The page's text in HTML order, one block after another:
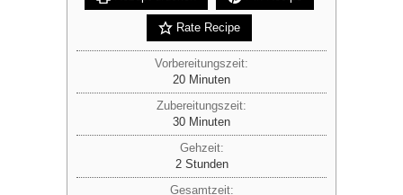
Rate Recipe
Vorbereitungszeit:
20Minuten
Minuten
Zubereitungszeit:
30Minuten
Minuten
Gehzeit:
2Stunden
Stunden
Gesamtzeit: